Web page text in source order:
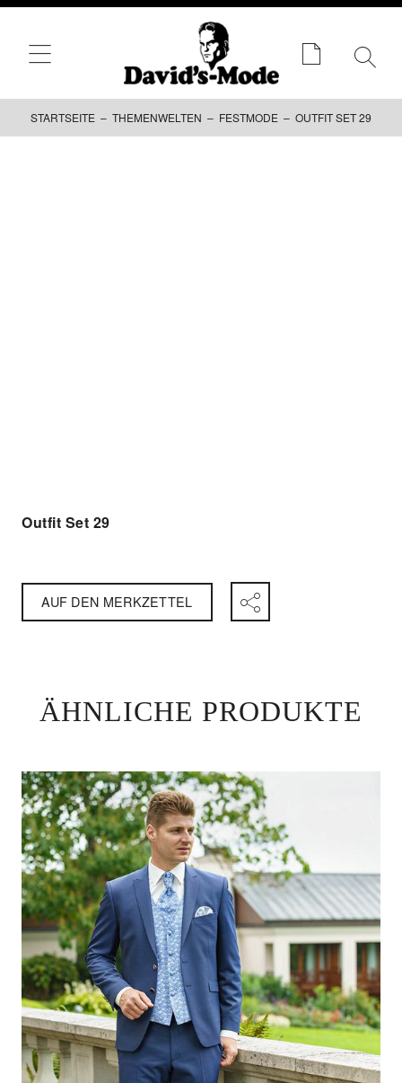
STARTSEITE – THEMENWELTEN – FESTMODE – OUTFIT SET 29
Outfit Set 29
AUF DEN MERKZETTEL
ÄHNLICHE PRODUKTE